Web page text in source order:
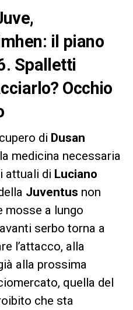
il piano
Spalletti
Occhio
di Dusan
medicina necessaria
attuali di Luciano
Juventus non
mosse a lungo
serbo torna a
l’attacco, alla
alla prossima
quella del
che sta